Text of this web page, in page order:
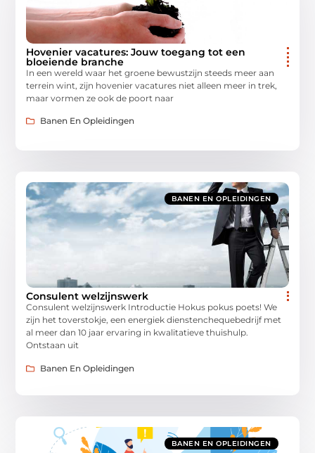
Hovenier vacatures: Jouw toegang tot een
bloeiende branche
In een wereld waar het groene bewustzijn steeds meer aan
terrein wint, zijn hovenier vacatures niet alleen meer in trek,
maar vormen ze ook de poort naar
Banen En Opleidingen
BANEN EN OPLEIDINGEN
Consulent welzijnswerk
Consulent welzijnswerk Introductie Hokus pokus poets! We
zijn het toverstokje, een energiek dienstenchequebedrijf met
al meer dan 10 jaar ervaring in kwalitatieve thuishulp.
Ontstaan uit
Banen En Opleidingen
BANEN EN OPLEIDINGEN